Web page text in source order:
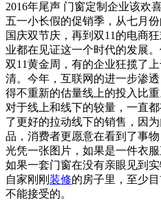
2016年尾声 门窗定制企业该欢
五一小长假的促销季，从七月
国庆双节庆，再到双11的电商
业都在见证这一个时代的发展
双11黄金周，有的企业狂揽了
清。今年，互联网的进一步渗
得不重新的估量线上的投入比重
对于线上和线下的较量，一直
了更好的拉动线下的销售，因
品，消费者更愿意在看到了事
光凭一张图片，如果是一件衣
如果一套门窗在没有亲眼见到
自家刚刚 装修的房子里，至少
不能接受的。